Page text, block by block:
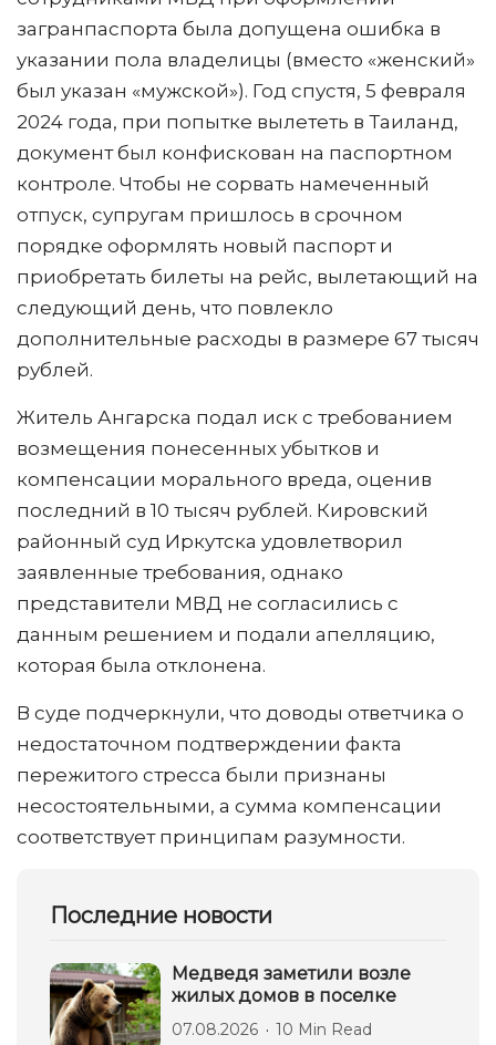
загранпаспорта была допущена ошибка в
указании пола владелицы (вместо «женский»
был указан «мужской»). Год спустя, 5 февраля
2024 года, при попытке вылететь в Таиланд,
документ был конфискован на паспортном
контроле. Чтобы не сорвать намеченный
отпуск, супругам пришлось в срочном
порядке оформлять новый паспорт и
приобретать билеты на рейс, вылетающий на
следующий день, что повлекло
дополнительные расходы в размере 67 тысяч
рублей.
Житель Ангарска подал иск с требованием
возмещения понесенных убытков и
компенсации морального вреда, оценив
последний в 10 тысяч рублей. Кировский
районный суд Иркутска удовлетворил
заявленные требования, однако
представители МВД не согласились с
данным решением и подали апелляцию,
которая была отклонена.
В суде подчеркнули, что доводы ответчика о
недостаточном подтверждении факта
пережитого стресса были признаны
несостоятельными, а сумма компенсации
соответствует принципам разумности.
Последние новости
Медведя заметили возле
жилых домов в поселке
07.08.2026 10 Min Read